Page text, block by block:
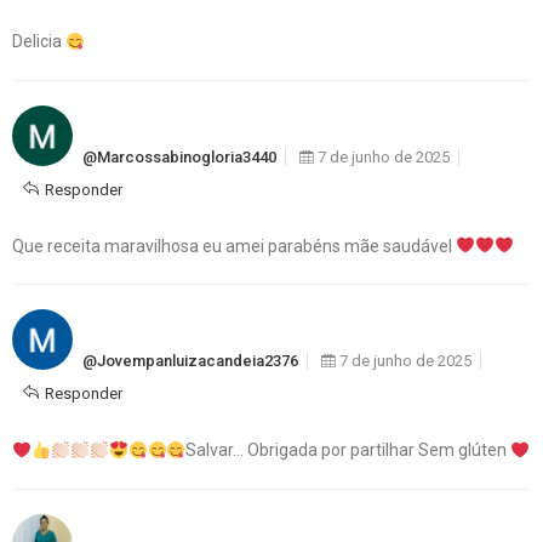
Delicia
@marcossabinogloria3440
7 de junho de 2025
Responder
Que receita maravilhosa eu amei parabéns mãe saudável
@jovempanluizacandeia2376
7 de junho de 2025
Responder
Salvar… Obrigada por partilhar Sem glúten